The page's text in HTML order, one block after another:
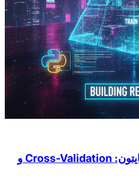
اعتبارسنجی مدل‌های ML با پایتون: Cross-Validation و